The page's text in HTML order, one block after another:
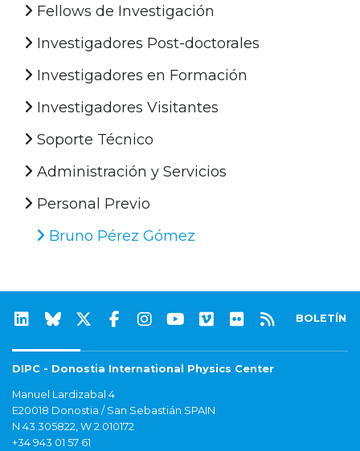
Fellows de Investigación
Investigadores Post-doctorales
Investigadores en Formación
Investigadores Visitantes
Soporte Técnico
Administración y Servicios
Personal Previo
Bruno Pérez Gómez
BOLETÍN
DIPC - Donostia International Physics Center
Manuel Lardizabal 4
E20018 Donostia / San Sebastián SPAIN
N 43.305822, W 2.010172
+34 943 01 57 61